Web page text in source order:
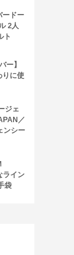
ードー
2人
ト
ー】
りに使
ジェ
／
ンシー
ライン
袋